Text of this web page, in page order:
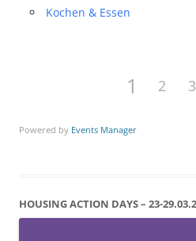
Kochen & Essen
1 2 3
Powered by Events Manager
HOUSING ACTION DAYS – 23-